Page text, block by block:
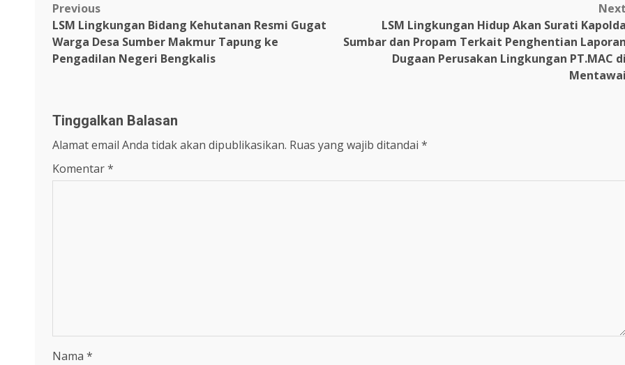
Post
navigation
Previous
LSM Lingkungan Bidang Kehutanan Resmi Gugat
Warga Desa Sumber Makmur Tapung ke
Pengadilan Negeri Bengkalis
Next
LSM Lingkungan Hidup Akan Surati Kapolda
Sumbar dan Propam Terkait Penghentian Laporan
Dugaan Perusakan Lingkungan PT.MAC di
Mentawai
Tinggalkan Balasan
Alamat email Anda tidak akan dipublikasikan. Ruas yang wajib ditandai *
Komentar*
Nama *